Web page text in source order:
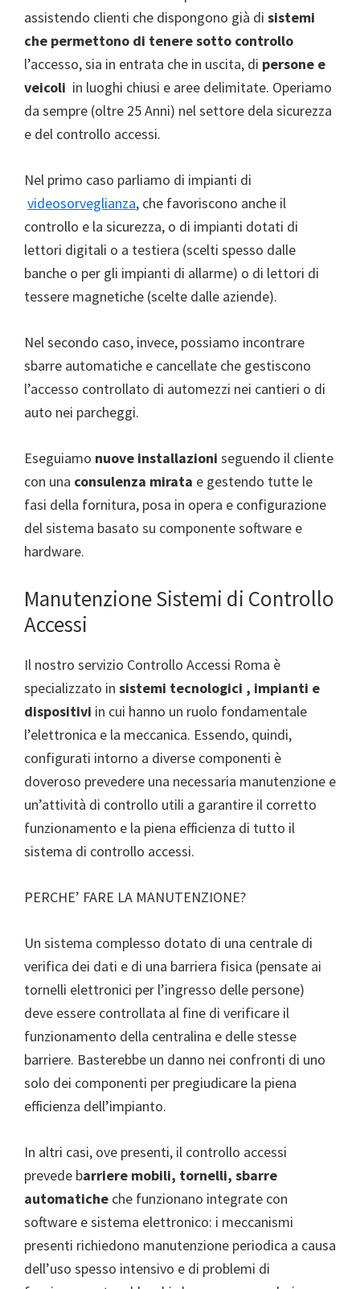
assistendo clienti che dispongono già di sistemi
che permettono di tenere sotto controllo
l’accesso, sia in entrata che in uscita, di persone e
veicoli in luoghi chiusi e aree delimitate. Operiamo
da sempre (oltre 25 Anni) nel settore dela sicurezza
e del controllo accessi.
Nel primo caso parliamo di impianti di
videosorveglianza, che favoriscono anche il
controllo e la sicurezza, o di impianti dotati di
lettori digitali o a testiera (scelti spesso dalle
banche o per gli impianti di allarme) o di lettori di
tessere magnetiche (scelte dalle aziende).
Nel secondo caso, invece, possiamo incontrare
sbarre automatiche e cancellate che gestiscono
l’accesso controllato di automezzi nei cantieri o di
auto nei parcheggi.
Eseguiamo nuove installazioni seguendo il cliente
con una consulenza mirata e gestendo tutte le
fasi della fornitura, posa in opera e configurazione
del sistema basato su componente software e
hardware.
Manutenzione Sistemi di Controllo
Accessi
Il nostro servizio Controllo Accessi Roma è
specializzato in sistemi tecnologici , impianti e
dispositivi in cui hanno un ruolo fondamentale
l’elettronica e la meccanica. Essendo, quindi,
configurati intorno a diverse componenti è
doveroso prevedere una necessaria manutenzione e
un’attività di controllo utili a garantire il corretto
funzionamento e la piena efficienza di tutto il
sistema di controllo accessi.
PERCHE’ FARE LA MANUTENZIONE?
Un sistema complesso dotato di una centrale di
verifica dei dati e di una barriera fisica (pensate ai
tornelli elettronici per l’ingresso delle persone)
deve essere controllata al fine di verificare il
funzionamento della centralina e delle stesse
barriere. Basterebbe un danno nei confronti di uno
solo dei componenti per pregiudicare la piena
efficienza dell’impianto.
In altri casi, ove presenti, il controllo accessi
prevede barriere mobili, tornelli, sbarre
automatiche che funzionano integrate con
software e sistema elettronico: i meccanismi
presenti richiedono manutenzione periodica a causa
dell’uso spesso intensivo e di problemi di